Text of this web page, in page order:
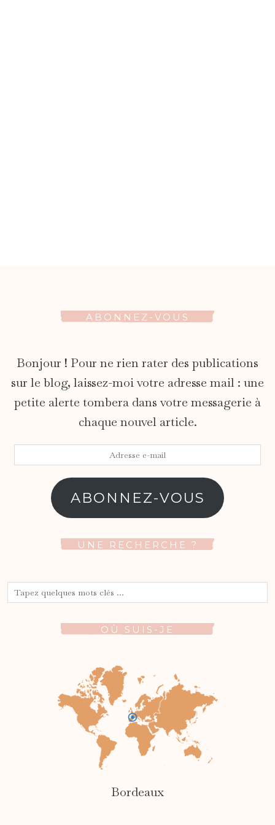
ABONNEZ-VOUS
Bonjour ! Pour ne rien rater des publications
sur le blog, laissez-moi votre adresse mail : une
petite alerte tombera dans votre messagerie à
chaque nouvel article.
ABONNEZ-VOUS
UNE RECHERCHE ?
OÙ SUIS-JE
Bordeaux